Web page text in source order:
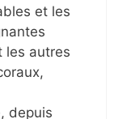
et les
les autres
depuis